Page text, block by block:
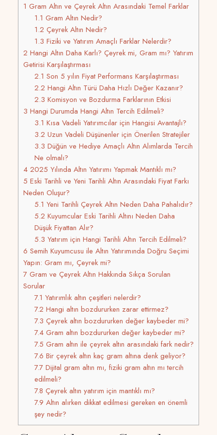
1 Gram Altın ve Çeyrek Altın Arasındaki Temel Farklar
1.1 Gram Altın Nedir?
1.2 Çeyrek Altın Nedir?
1.3 Fiziki ve Yatırım Amaçlı Farklar Nelerdir?
2 Hangi Altın Daha Karlı? Çeyrek mi, Gram mı? Yatırım
Getirisi Karşılaştırması
2.1 Son 5 yılın Fiyat Performans Karşılaştırması
2.2 Hangi Altın Türü Daha Hızlı Değer Kazanır?
2.3 Komisyon ve Bozdurma Farklarının Etkisi
3 Hangi Durumda Hangi Altın Tercih Edilmeli?
3.1 Kısa Vadeli Yatırımcılar için Hangisi Avantajlı?
3.2 Uzun Vadeli Düşünenler için Önerilen Stratejiler
3.3 Düğün ve Hediye Amaçlı Altın Alımlarda Tercih
Ne olmalı?
42025 Yılında Altın Yatırımı Yapmak Mantıklı mı?
5 Eski Tarihli ve Yeni Tarihli Altın Arasındaki Fiyat Farkı
Neden Oluşur?
5.1 Yeni Tarihli Çeyrek Altın Neden Daha Pahalıdır?
5.2 Kuyumcular Eski Tarihli Altını Neden Daha
Düşük Fiyattan Alır?
5.3 Yatırım için Hangi Tarihli Altın Tercih Edilmeli?
6 Semih Kuyumcusu ile Altın Yatırımında Doğru Seçimi
Yapın: Gram mı, Çeyrek mi?
7Gram ve Çeyrek Altın Hakkında Sıkça Sorulan
Sorular
7.1 Yatırımlık altın çeşitleri nelerdir?
7.2 Hangi altın bozdururken zarar ettirmez?
7.3 Çeyrek altın bozdururken değer kaybeder mi?
7.4Gram altın bozdururken değer kaybeder mi?
7.5 Gram altın ile çeyrek altın arasındaki fark nedir?
7.6 Bir çeyrek altın kaç gram altına denk geliyor?
7.7Dijital gram altın mı, fiziki gram altın mı tercih
edilmeli?
7.8 Çeyrek altın yatırım için mantıklı mı?
7.9 Altın alırken dikkat edilmesi gereken en önemli
şey nedir?